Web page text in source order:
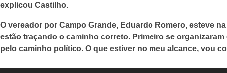
explicou Castilho.
O vereador por Campo Grande, Eduardo Romero, esteve
estão traçando o caminho correto. Primeiro se
pelo caminho político. O que estiver no meu alcance, vou